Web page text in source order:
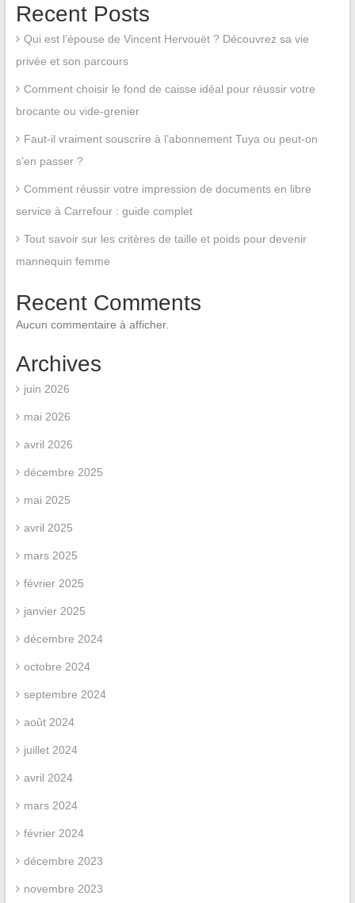
Recent Posts
Qui est l’épouse de Vincent Hervouët ? Découvrez sa vie
privée et son parcours
Comment choisir le fond de caisse idéal pour réussir votre
brocante ou vide-grenier
Faut-il vraiment souscrire à l’abonnement Tuya ou peut-on
s’en passer ?
Comment réussir votre impression de documents en libre
service à Carrefour : guide complet
Tout savoir sur les critères de taille et poids pour devenir
mannequin femme
Recent Comments
Aucun commentaire à afficher.
Archives
juin 2026
mai 2026
avril 2026
décembre 2025
mai 2025
avril 2025
mars 2025
février 2025
janvier 2025
décembre 2024
octobre 2024
septembre 2024
août 2024
juillet 2024
avril 2024
mars 2024
février 2024
décembre 2023
novembre 2023